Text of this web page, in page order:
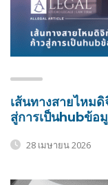
เส้นทางสายไหม
สู่การเป็นhubข้อ
28 เมษายน 2026